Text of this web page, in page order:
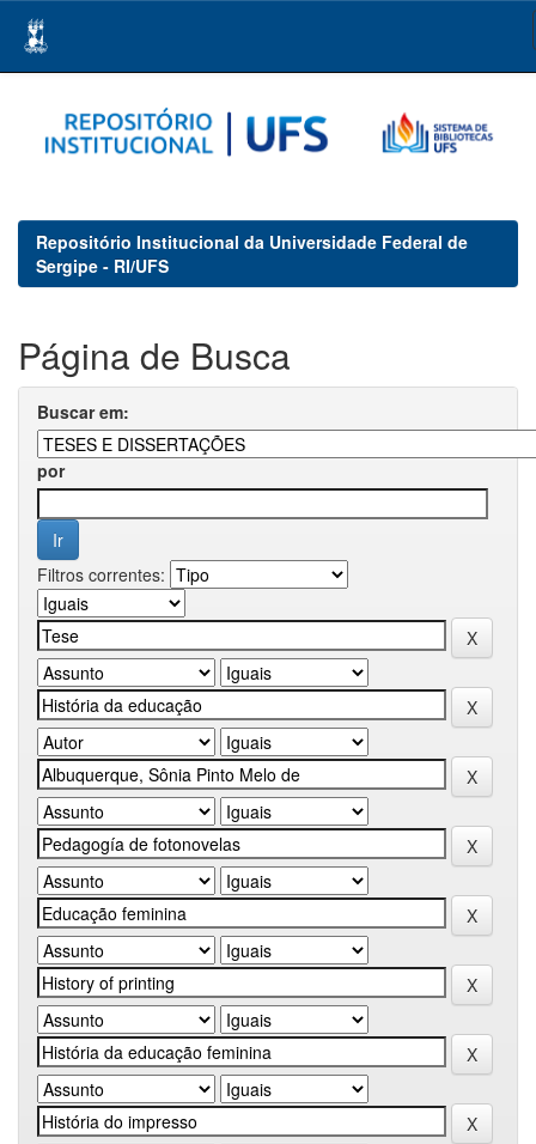
navigation
Repositório Institucional da Universidade Federal de
Sergipe - RI/UFS
Página de Busca
Buscar em:
por
Filtros correntes: